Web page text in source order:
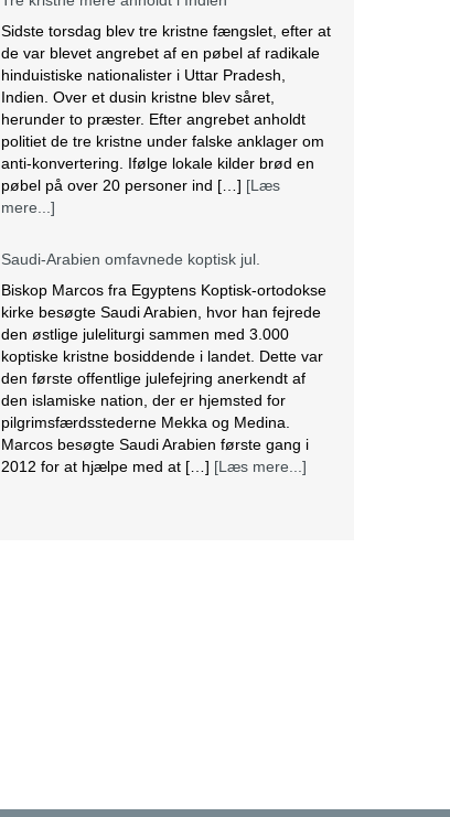
Sidste torsdag blev tre kristne fængslet, efter at
de var blevet angrebet af en pøbel af radikale
hinduistiske nationalister i Uttar Pradesh,
Indien. Over et dusin kristne blev såret,
herunder to præster. Efter angrebet anholdt
politiet de tre kristne under falske anklager om
anti-konvertering. Ifølge lokale kilder brød en
pøbel på over 20 personer ind […][Læs
mere...]
Biskop Marcos fra Egyptens Koptisk-ortodokse
kirke besøgte Saudi Arabien, hvor han fejrede
den østlige juleliturgi sammen med 3.000
koptiske kristne bosiddende i landet. Dette var
den første offentlige julefejring anerkendt af
den islamiske nation, der er hjemsted for
pilgrimsfærdsstederne Mekka og Medina.
Marcos besøgte Saudi Arabien første gang i
2012 for at hjælpe med at […][Læs mere...]
Mahmoud Abbas erklærer alle aftaler og